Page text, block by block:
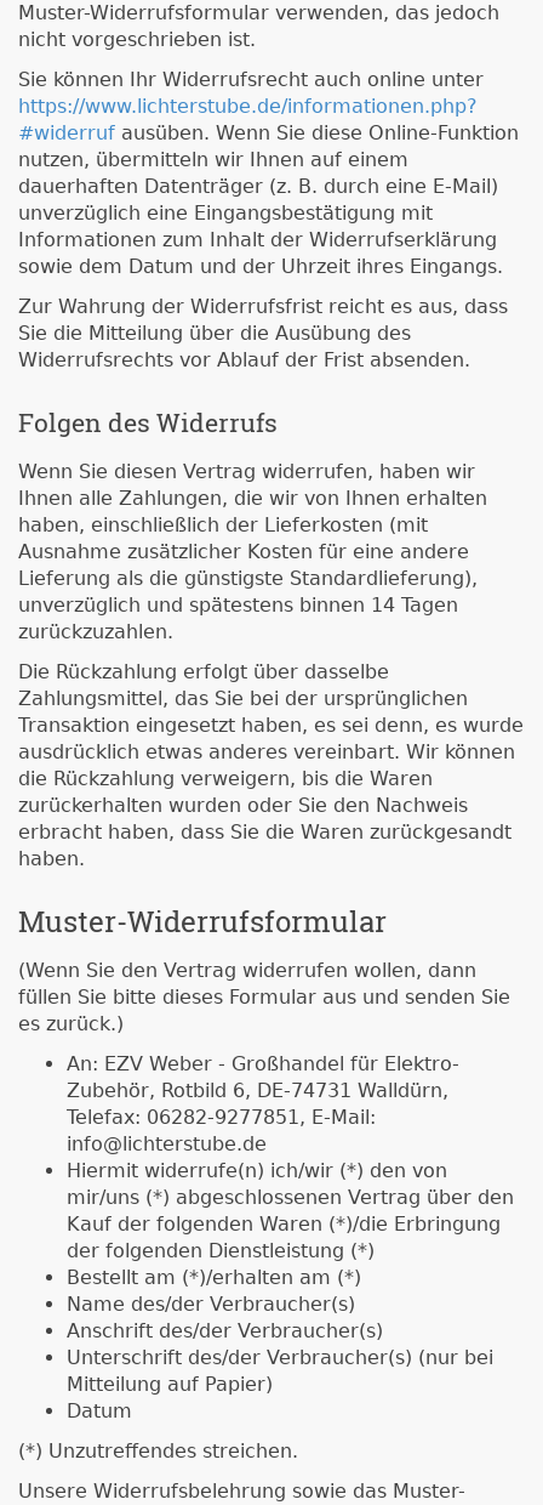
Muster-Widerrufsformular verwenden, das jedoch
nicht vorgeschrieben ist.
Sie können Ihr Widerrufsrecht auch online unter
https://www.lichterstube.de/informationen.php?
#widerruf ausüben. Wenn Sie diese Online-Funktion
nutzen, übermitteln wir Ihnen auf einem
dauerhaften Datenträger (z. B. durch eine E-Mail)
unverzüglich eine Eingangsbestätigung mit
Informationen zum Inhalt der Widerrufserklärung
sowie dem Datum und der Uhrzeit ihres Eingangs.
Zur Wahrung der Widerrufsfrist reicht es aus, dass
Sie die Mitteilung über die Ausübung des
Widerrufsrechts vor Ablauf der Frist absenden.
Folgen des Widerrufs
Wenn Sie diesen Vertrag widerrufen, haben wir
Ihnen alle Zahlungen, die wir von Ihnen erhalten
haben, einschließlich der Lieferkosten (mit
Ausnahme zusätzlicher Kosten für eine andere
Lieferung als die günstigste Standardlieferung),
unverzüglich und spätestens binnen 14 Tagen
zurückzuzahlen.
Die Rückzahlung erfolgt über dasselbe
Zahlungsmittel, das Sie bei der ursprünglichen
Transaktion eingesetzt haben, es sei denn, es wurde
ausdrücklich etwas anderes vereinbart. Wir können
die Rückzahlung verweigern, bis die Waren
zurückerhalten wurden oder Sie den Nachweis
erbracht haben, dass Sie die Waren zurückgesandt
haben.
Muster-Widerrufsformular
(Wenn Sie den Vertrag widerrufen wollen, dann
füllen Sie bitte dieses Formular aus und senden Sie
es zurück.)
An: EZV Weber - Großhandel für Elektro-
Zubehör, Rotbild 6, DE-74731 Walldürn,
Telefax: 06282-9277851, E-Mail:
info@lichterstube.de
Hiermit widerrufe(n) ich/wir (*) den von
mir/uns (*) abgeschlossenen Vertrag über den
Kauf der folgenden Waren (*)/die Erbringung
der folgenden Dienstleistung (*)
Bestellt am (*)/erhalten am (*)
Name des/der Verbraucher(s)
Anschrift des/der Verbraucher(s)
Unterschrift des/der Verbraucher(s) (nur bei
Mitteilung auf Papier)
Datum
(*) Unzutreffendes streichen.
Unsere Widerrufsbelehrung sowie das Muster-